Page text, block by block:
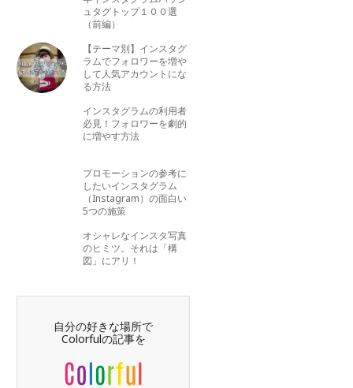
ュタグトップ１００選
（前編）
【テーマ別】インスタグ
ラムでフォロワーを増や
して人気アカウントにな
る方法
インスタグラムの利用者
必見！フォロワーを劇的
に増やす方法
プロモーションの参考に
したいインスタグラム
（Instagram）の面白い
5つの施策
オシャレなインスタ写真
のヒミツ。それは「構
図」にアリ！
自分の好きな場所で
Colorfulの記事を